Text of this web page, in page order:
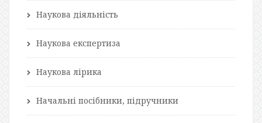
Наукова діяльність
Наукова експертиза
Наукова лірика
Начальні посібники, підручники